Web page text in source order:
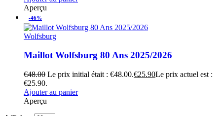
Aperçu
-46%
Wolfsburg
Maillot Wolfsburg 80 Ans 2025/2026
€48.00 Le prix initial était : €48.00.€25.90Le prix actuel est :
€25.90.
Ajouter au panier
Aperçu